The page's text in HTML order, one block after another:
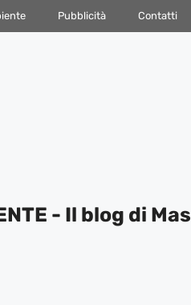
Pubblicità Contatti
- Il blog di